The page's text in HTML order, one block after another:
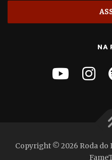
NA
Copyright © 2026 Roda do